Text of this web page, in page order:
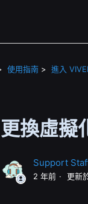
使用指南 進入
更換虛擬
Support
2 年前 更新